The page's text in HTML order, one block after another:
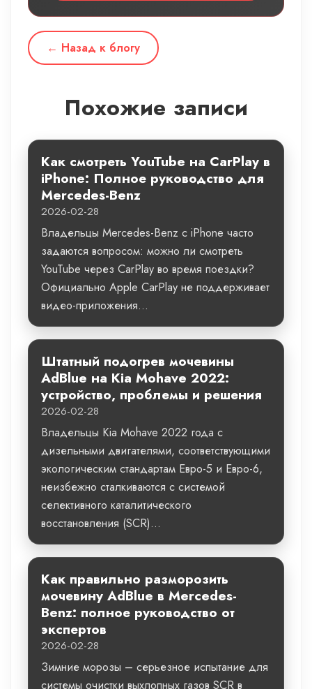
← Назад к блогу
Похожие записи
Как смотреть YouTube на CarPlay в
iPhone: Полное руководство для
Mercedes-Benz
2026-02-28
Владельцы Mercedes-Benz с iPhone часто
задаются вопросом: можно ли смотреть
YouTube через CarPlay во время поездки?
Официально Apple CarPlay не поддерживает
видео-приложения...
Штатный подогрев мочевины
AdBlue на Kia Mohave 2022:
устройство, проблемы и решения
2026-02-28
Владельцы Kia Mohave 2022 года с
дизельными двигателями, соответствующими
экологическим стандартам Евро-5 и Евро-6,
неизбежно сталкиваются с системой
селективного каталитического
восстановления (SCR)...
Как правильно разморозить
мочевину AdBlue в Mercedes-
Benz: полное руководство от
экспертов
2026-02-28
Зимние морозы – серьезное испытание для
системы очистки выхлопных газов SCR в